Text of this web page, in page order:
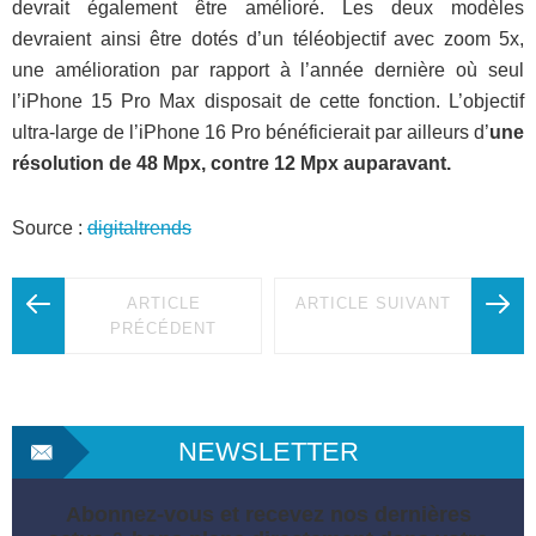
devrait également être amélioré. Les deux modèles
devraient ainsi être dotés d’un téléobjectif avec zoom 5x,
une amélioration par rapport à l’année dernière où seul
l’iPhone 15 Pro Max disposait de cette fonction. L’objectif
ultra-large de l’iPhone 16 Pro bénéficierait par ailleurs d’une
résolution de 48 Mpx, contre 12 Mpx auparavant.
Source : digitaltrends
ARTICLE
PRÉCÉDENT
ARTICLE SUIVANT
NEWSLETTER
Abonnez-vous et recevez nos dernières